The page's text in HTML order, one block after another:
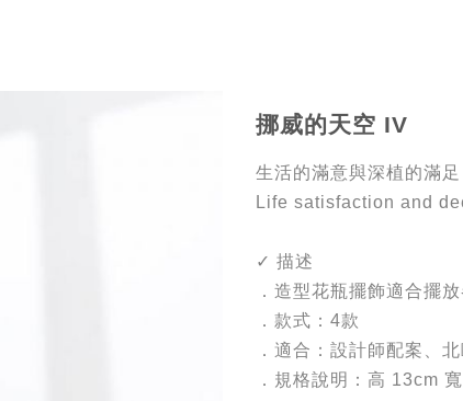
挪威的天空 IV
生活的滿意與深植的滿足
Life satisfaction and
✓ 描述
．造型花瓶擺飾適合擺
．款式：4款
．適合：設計師配案、
．規格說明：高 13cm